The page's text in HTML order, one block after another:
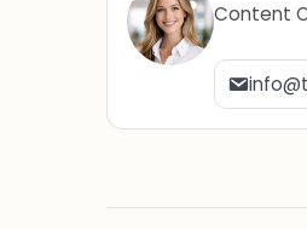
Content